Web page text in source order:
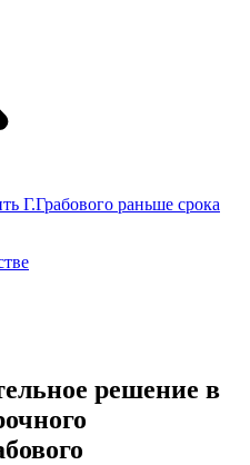
Г.Грабового раньше срока
решение в